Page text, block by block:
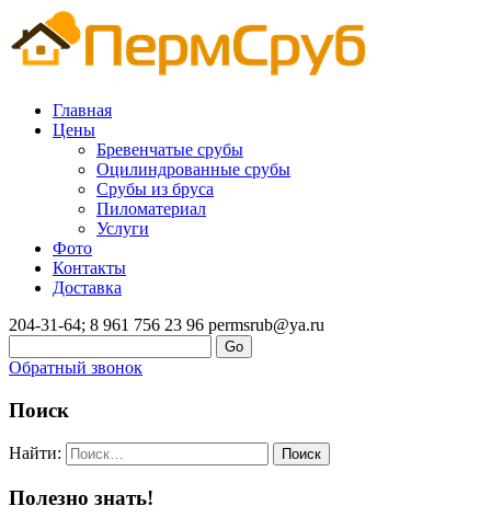
Главная
Цены
Бревенчатые срубы
Оцилиндрованные срубы
Срубы из бруса
Пиломатериал
Услуги
Фото
Контакты
Доставка
204-31-64; 8 961 756 23 96 permsrub@ya.ru
Обратный звонок
Поиск
Найти:
Полезно знать!